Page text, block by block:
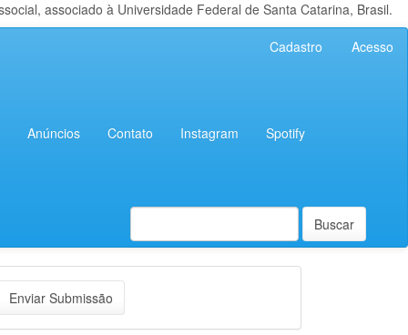
associado à Universidade Federal de Santa Catarina, Brasil.
Cadastro Acesso
Anúncios Contato Instagram Spotify
Buscar
Enviar Submissão